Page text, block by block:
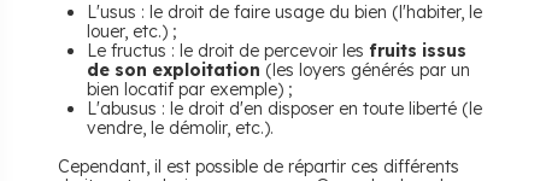
L'usus : le droit de faire usage du bien (l'habiter, le
louer, etc.) ;
Le fructus : le droit de percevoir les fruits issus
de son exploitation (les loyers générés par un
bien locatif par exemple) ;
L'abusus : le droit d'en disposer en toute liberté (le
vendre, le démolir, etc.).
Cependant, il est possible de répartir ces différents